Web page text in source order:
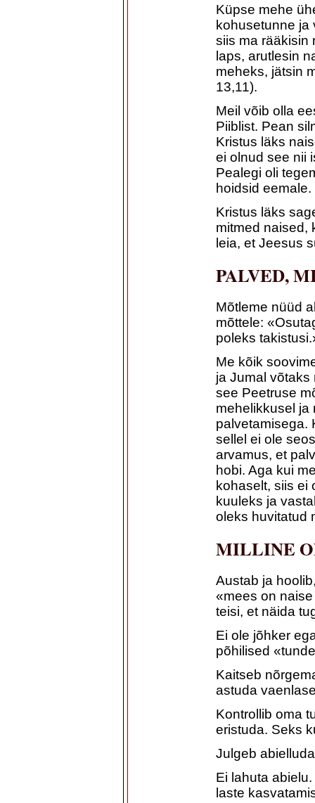
Küpse mehe
kohusetunne ja
siis ma rääkisin
laps, arutlesin
meheks, jätsin
13,11).
Meil võib olla
Piiblist. Pean
Kristus läks
ei olnud see nii
Pealegi oli
hoidsid eemale.
Kristus läks
mitmed naised,
leia, et Jeesus
PALVED,
Mõtleme nüüd
mõttele:
poleks
Me kõik
ja Jumal võtaks
see Peetruse
mehelikkusel ja
palvetamisega.
sellel ei ole
arvamus, et
hobi. Aga kui
kohaselt, siis ei
kuuleks ja
oleks huvitatud
MILLINE
Austab ja
«mees on
teisi, et näida
Ei ole jõhker
põhilised
Kaitseb
astuda
Kontrollib oma
eristuda. Seks
Julgeb
Ei lahuta
laste